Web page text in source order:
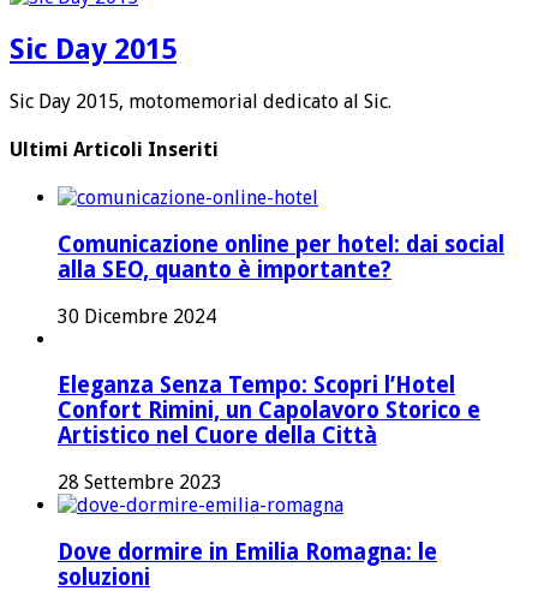
Sic Day 2015
Sic Day 2015, motomemorial dedicato al Sic.
Ultimi Articoli Inseriti
Comunicazione online per hotel: dai social
alla SEO, quanto è importante?
30 Dicembre 2024
Eleganza Senza Tempo: Scopri l’Hotel
Confort Rimini, un Capolavoro Storico e
Artistico nel Cuore della Città
28 Settembre 2023
Dove dormire in Emilia Romagna: le
soluzioni